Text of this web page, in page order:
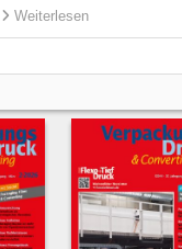
Weiterlesen